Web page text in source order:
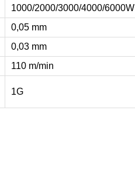
1000/2000/3000/4000/6000W
0,05 mm
0,03 mm
110 m/min
1G